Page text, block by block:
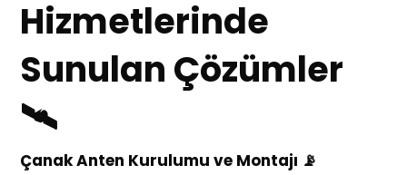
Hizmetlerinde
Sunulan Çözümler
🛰️
Çanak Anten Kurulumu ve Montajı 📡